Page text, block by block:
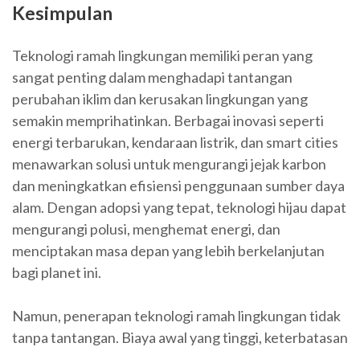
Kesimpulan
Teknologi ramah lingkungan memiliki peran yang
sangat penting dalam menghadapi tantangan
perubahan iklim dan kerusakan lingkungan yang
semakin memprihatinkan. Berbagai inovasi seperti
energi terbarukan, kendaraan listrik, dan smart cities
menawarkan solusi untuk mengurangi jejak karbon
dan meningkatkan efisiensi penggunaan sumber daya
alam. Dengan adopsi yang tepat, teknologi hijau dapat
mengurangi polusi, menghemat energi, dan
menciptakan masa depan yang lebih berkelanjutan
bagi planet ini.
Namun, penerapan teknologi ramah lingkungan tidak
tanpa tantangan. Biaya awal yang tinggi, keterbatasan